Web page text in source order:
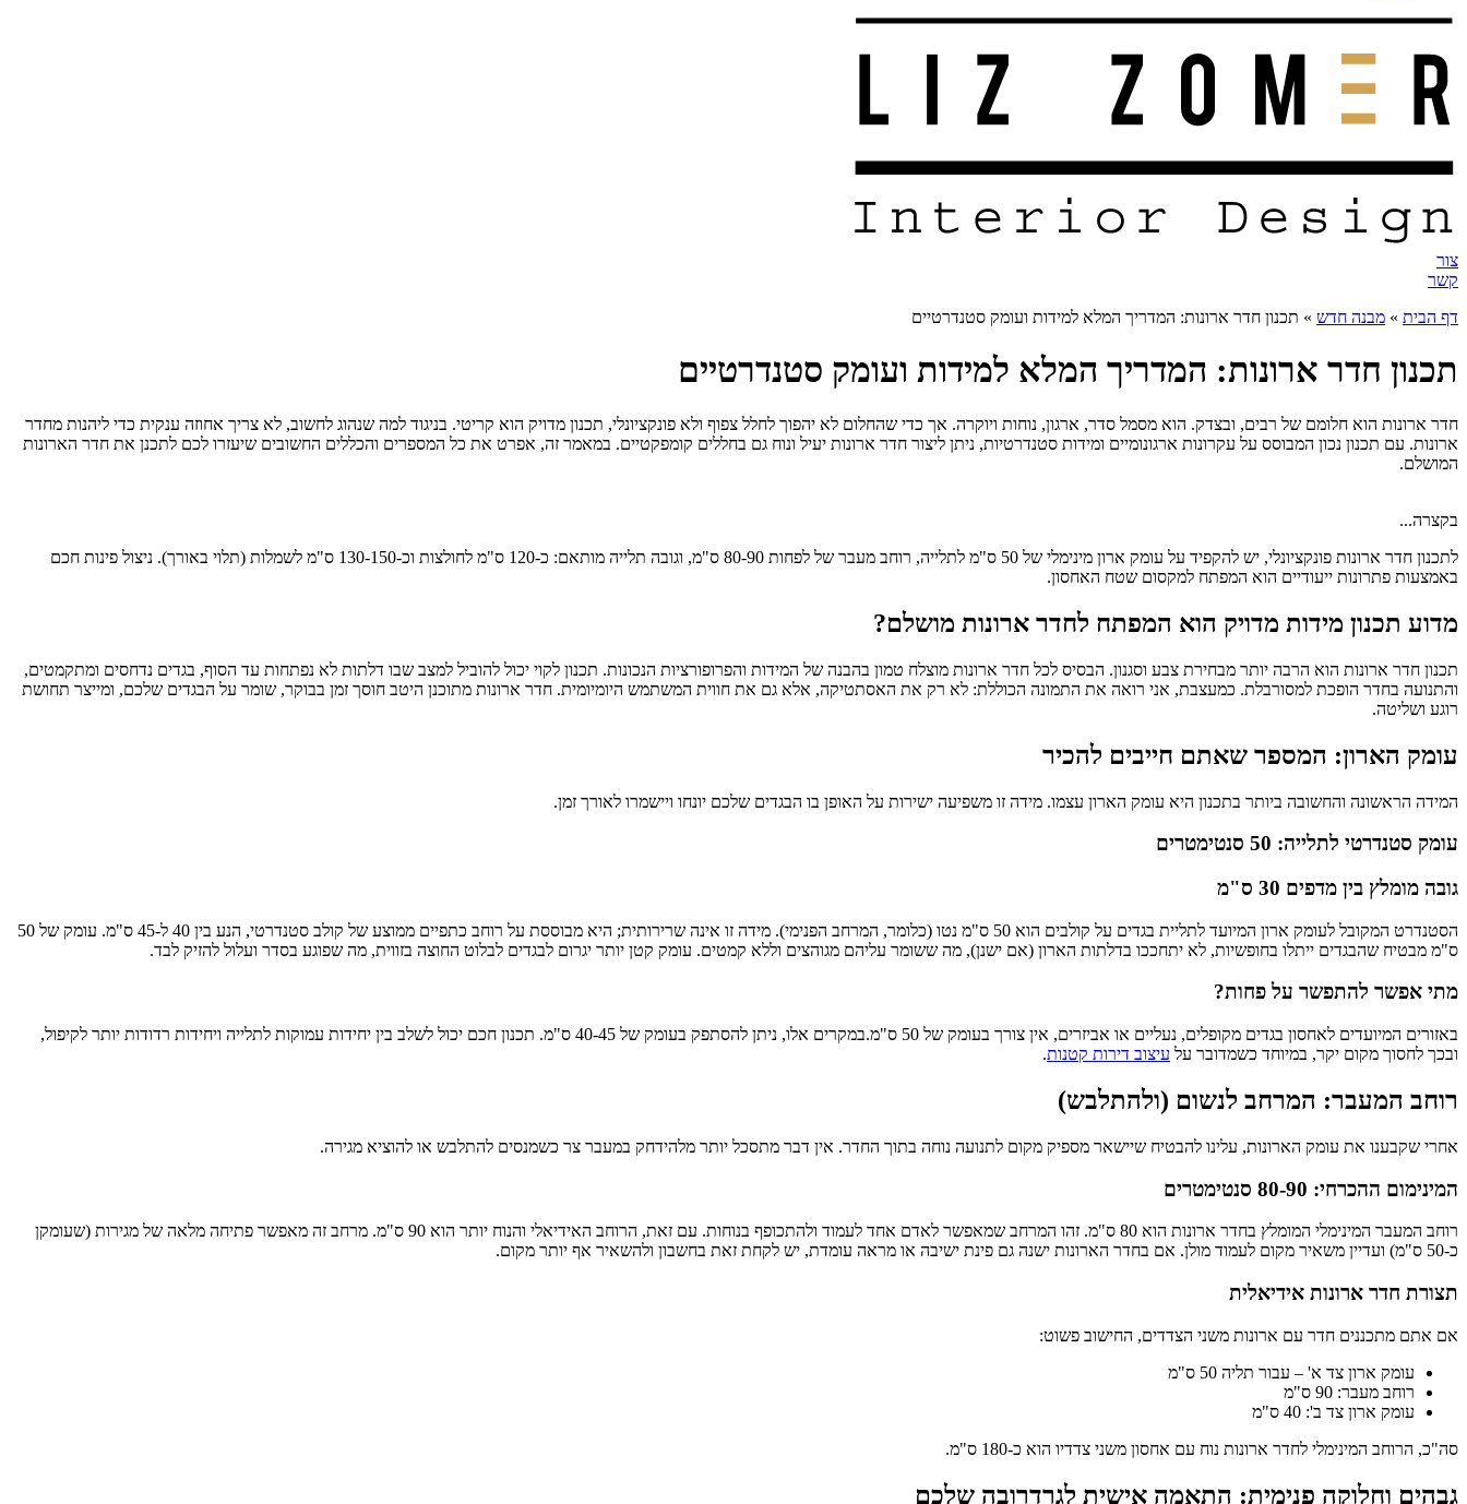
צור
קשר
דף הבית » מבנה חדש » תכנון חדר ארונות: המדריך המלא למידות ועומק סטנדרטיים
תכנון חדר ארונות: המדריך המלא למידות ועומק סטנדרטיים
חדר ארונות הוא חלומם של רבים, ובצדק. הוא מסמל סדר, ארגון, נוחות ויוקרה. אך כדי שהחלום לא יהפוך לחלל צפוף ולא פונקציונלי, תכנון מדויק הוא קריטי. בניגוד למה שנהוג לחשוב, לא צריך אחוזה ענקית כדי ליהנות מחדר
ארונות. עם תכנון נכון המבוסס על עקרונות ארגונומיים ומידות סטנדרטיות, ניתן ליצור חדר ארונות יעיל ונוח גם בחללים קומפקטיים. במאמר זה, אפרט את כל המספרים והכללים החשובים שיעזרו לכם לתכנן את חדר הארונות
המושלם.
בקצרה...
לתכנון חדר ארונות פונקציונלי, יש להקפיד על עומק ארון מינימלי של 50 ס"מ לתלייה, רוחב מעבר של לפחות 80-90 ס"מ, וגובה תלייה מותאם: כ-120 ס"מ לחולצות וכ-130-150 ס"מ לשמלות (תלוי באורך). ניצול פינות חכם
באמצעות פתרונות ייעודיים הוא המפתח למקסום שטח האחסון.
מדוע תכנון מידות מדויק הוא המפתח לחדר ארונות מושלם?
תכנון חדר ארונות הוא הרבה יותר מבחירת צבע וסגנון. הבסיס לכל חדר ארונות מוצלח טמון בהבנה של המידות והפרופורציות הנכונות. תכנון לקוי יכול להוביל למצב שבו דלתות לא נפתחות עד הסוף, בגדים נדחסים ומתקמטים,
והתנועה בחדר הופכת למסורבלת. כמעצבת, אני רואה את התמונה הכוללת: לא רק את האסתטיקה, אלא גם את חווית המשתמש היומיומית. חדר ארונות מתוכנן היטב חוסך זמן בבוקר, שומר על הבגדים שלכם, ומייצר תחושת
רוגע ושליטה.
עומק הארון: המספר שאתם חייבים להכיר
המידה הראשונה והחשובה ביותר בתכנון היא עומק הארון עצמו. מידה זו משפיעה ישירות על האופן בו הבגדים שלכם יונחו ויישמרו לאורך זמן.
עומק סטנדרטי לתלייה: 50 סנטימטרים
גובה מומלץ בין מדפים 30 ס"מ
הסטנדרט המקובל לעומק ארון המיועד לתליית בגדים על קולבים הוא 50 ס"מ נטו (כלומר, המרחב הפנימי). מידה זו אינה שרירותית; היא מבוססת על רוחב כתפיים ממוצע של קולב סטנדרטי, הנע בין 40 ל-45 ס"מ. עומק של 50
ס"מ מבטיח שהבגדים ייתלו בחופשיות, לא יתחככו בדלתות הארון (אם ישנן), מה ששומר עליהם מגוהצים וללא קמטים. עומק קטן יותר יגרום לבגדים לבלוט החוצה בזווית, מה שפוגע בסדר ועלול להזיק לבד.
מתי אפשר להתפשר על פחות?
באזורים המיועדים לאחסון בגדים מקופלים, נעליים או אביזרים, אין צורך בעומק של 50 ס"מ.במקרים אלו, ניתן להסתפק בעומק של 40-45 ס"מ. תכנון חכם יכול לשלב בין יחידות עמוקות לתלייה ויחידות רדודות יותר לקיפול,
ובכך לחסוך מקום יקר, במיוחד כשמדובר על עיצוב דירות קטנות.
רוחב המעבר: המרחב לנשום (ולהתלבש)
אחרי שקבענו את עומק הארונות, עלינו להבטיח שיישאר מספיק מקום לתנועה נוחה בתוך החדר. אין דבר מתסכל יותר מלהידחק במעבר צר כשמנסים להתלבש או להוציא מגירה.
המינימום ההכרחי: 80-90 סנטימטרים
רוחב המעבר המינימלי המומלץ בחדר ארונות הוא 80 ס"מ. זהו המרחב שמאפשר לאדם אחד לעמוד ולהתכופף בנוחות. עם זאת, הרוחב האידיאלי והנוח יותר הוא 90 ס"מ. מרחב זה מאפשר פתיחה מלאה של מגירות (שעומקן
כ-50 ס"מ) ועדיין משאיר מקום לעמוד מולן. אם בחדר הארונות ישנה גם פינת ישיבה או מראה עומדת, יש לקחת זאת בחשבון ולהשאיר אף יותר מקום.
תצורת חדר ארונות אידיאלית
אם אתם מתכננים חדר עם ארונות משני הצדדים, החישוב פשוט:
עומק ארון צד א' – עבור תליה 50 ס"מ
רוחב מעבר: 90 ס"מ
עומק ארון צד ב': 40 ס"מ
סה"כ, הרוחב המינימלי לחדר ארונות נוח עם אחסון משני צדדיו הוא כ-180 ס"מ.
גבהים וחלוקה פנימית: התאמה אישית לגרדרובה שלכם